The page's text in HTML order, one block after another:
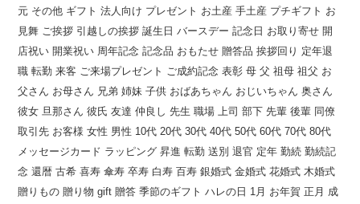
元 その他 ギフト 法人向け プレゼント お土産 手土産 プチギフト お
見舞 ご挨拶 引越しの挨拶 誕生日 バースデー 記念日 お取り寄せ 開
店祝い 開業祝い 周年記念 記念品 おもたせ 贈答品 挨拶回り 定年退
職 転勤 来客 ご来場プレゼント ご成約記念 表彰 母 父 祖母 祖父 お
父さん お母さん 兄弟 姉妹 子供 おばあちゃん おじいちゃん 奥さん
彼女 旦那さん 彼氏 友達 仲良し 先生 職場 上司 部下 先輩 後輩 同僚
取引先 お客様 女性 男性 10代 20代 30代 40代 50代 60代 70代 80代
メッセージカード ラッピング 昇進 転勤 送別 退官 定年 勤続 勤続記
念 還暦 古希 喜寿 傘寿 卒寿 白寿 百寿 銀婚式 金婚式 花婚式 木婚式
贈りもの 贈り物 gift 贈答 季節のギフト ハレの日 1月 お年賀 正月 成